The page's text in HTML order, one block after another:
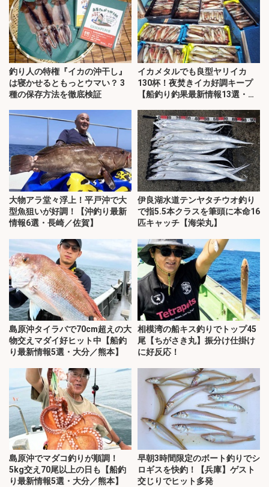
釣り人の特権『イカの沖干し』
は寝かせるともっとウマい？ 3
種の保存方法を徹底検証
イカメタルでも良型ヤリイカ
130杯！夜焚きイカ好調キープ
【船釣り釣果最新情報13選・玄
大物アラ堂々浮上！平戸沖で大
型魚狙いが好調！【沖釣り最新
情報6選・長崎／佐賀】
伊良湖水道テンヤタチウオ釣り
で指5.5本クラスを筆頭に本命16
匹キャッチ【海栄丸】
島原沖タイラバで70cm超えの大
物交えマダイ好ヒット中【船釣
り最新情報5選・大分／熊本】
相模湾の船キス釣りでトップ45
尾【ちがさき丸】振分け仕掛け
に好反応！
島原沖でマダコ釣りが順調！
5kg交え70尾以上の日も【船釣
り最新情報5選・大分／熊本】
早朝3時間限定のボート釣りでシ
ロギスを快釣！【兵庫】ゲスト
交じりでヒット多発